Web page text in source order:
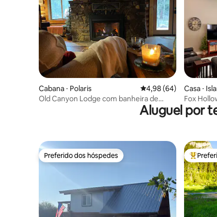
Cabana ⋅ Polaris 4,98 de uma avaliação
4,98 (64)
Old Canyon Lodge com banheira de
Casa ⋅
Fox
DE
Aluguel por
Preferido dos hóspedes
Preferido dos hóspedes Entre